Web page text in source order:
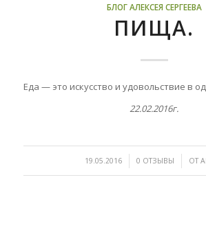
БЛОГ АЛЕКСЕЯ СЕРГЕЕВА
ПИЩА.
Еда — это искусство и удовольствие в
22.02.2016г.
19.05.2016
/ 0 ОТЗЫВЫ
/ ОТ